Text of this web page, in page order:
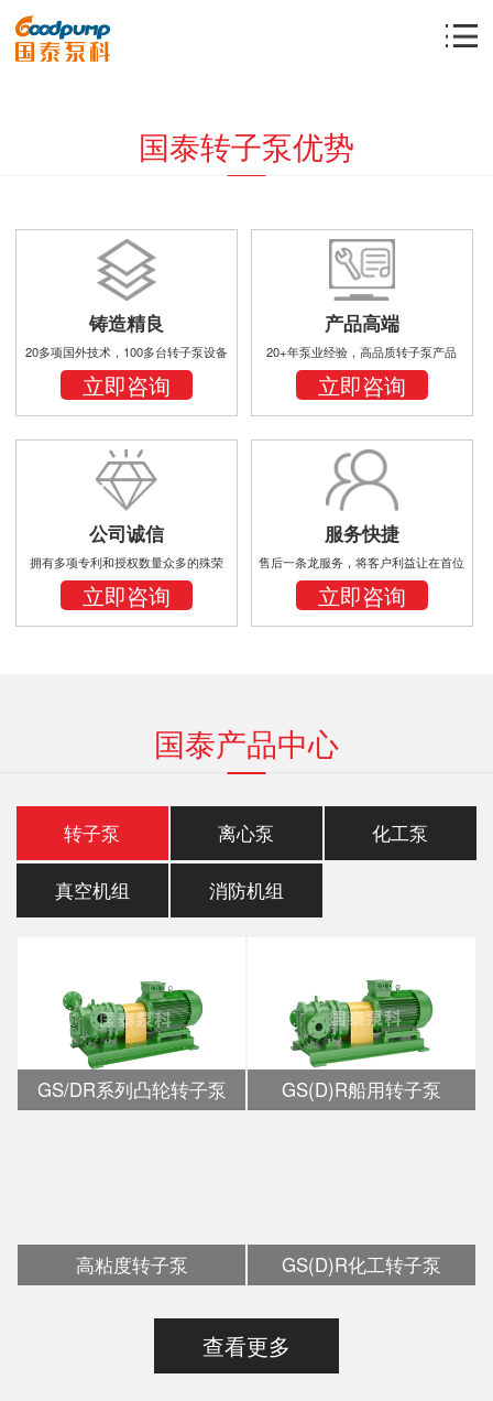
国泰转子泵优势
铸造精良
20多项国外技术，100多台转子泵设备
立即咨询
产品高端
20+年泵业经验，高品质转子泵产品
立即咨询
公司诚信
拥有多项专利和授权数量众多的殊荣
立即咨询
服务快捷
售后一条龙服务，将客户利益让在首位
立即咨询
国泰产品中心
转子泵 离心泵 化工泵
真空机组 消防机组
GS/DR系列凸轮转子泵 GS(D)R船用转子泵
高粘度转子泵 GS(D)R化工转子泵
查看更多